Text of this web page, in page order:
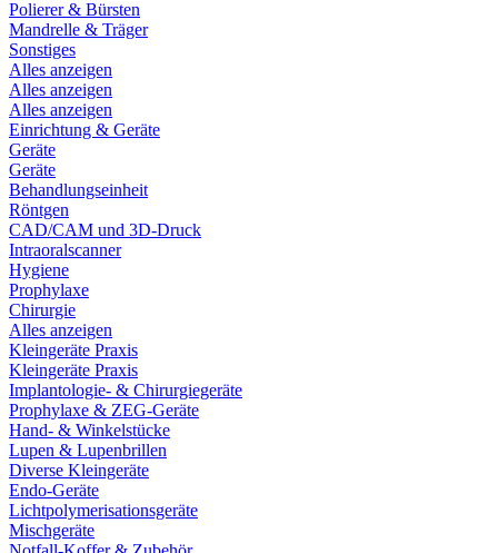
Polierer & Bürsten
Mandrelle & Träger
Sonstiges
Alles anzeigen
Alles anzeigen
Alles anzeigen
Einrichtung & Geräte
Geräte
Geräte
Behandlungseinheit
Röntgen
CAD/CAM und 3D-Druck
Intraoralscanner
Hygiene
Prophylaxe
Chirurgie
Alles anzeigen
Kleingeräte Praxis
Kleingeräte Praxis
Implantologie- & Chirurgiegeräte
Prophylaxe & ZEG-Geräte
Hand- & Winkelstücke
Lupen & Lupenbrillen
Diverse Kleingeräte
Endo-Geräte
Lichtpolymerisationsgeräte
Mischgeräte